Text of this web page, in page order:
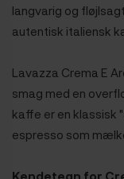
langvarig og
autentisk italiensk
Lavazza Crema E
smag med en
kaffe er en klassisk
espresso som